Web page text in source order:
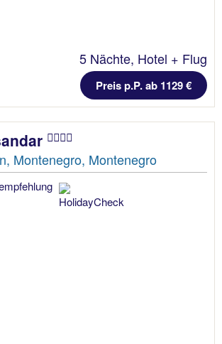
5 Nächte, Hotel + Flug
Preis p.P. ab 1129 €
Montenegro, Montenegro